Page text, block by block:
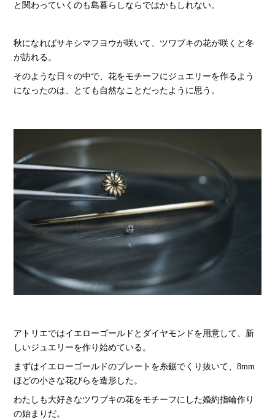
と関わっていくのも島暮らしならではかもしれない。
秋になればサキシマフヨウが咲いて、ツワブキの花が咲くと冬
が訪れる。
そのような日々の中で、花をモチーフにジュエリーを作るよう
になったのは、とても自然なことだったように思う。
アトリエではイエローゴールドとダイヤモンドを用意して、新
しいジュエリーを作り始めている。
まずはイエローゴールドのプレートを糸鋸でくり抜いて、8mm
ほどの小さな花びらを造形した。
わたしも大好きなツワブキの花をモチーフにした婚約指輪作り
の始まりだ。